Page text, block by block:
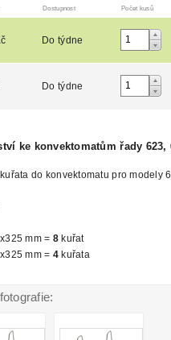
Dostupnost Počet kusů
Do týdne
Do týdne
ke konvektomatům řady 623,
do konvektomatu pro modely
mm = 8 kuřat
mm = 4 kuřata